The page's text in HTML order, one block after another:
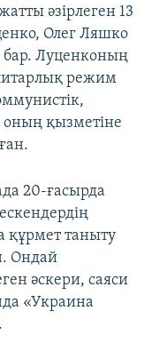
әзірлеген 13
Олег Ляшко
Луценконың
режим
оның қызметіне
20-ғасырда
құрмет таныту
Ондай
әскери, саяси
«Украина